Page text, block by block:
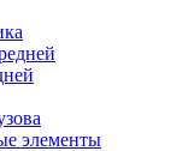
элементы